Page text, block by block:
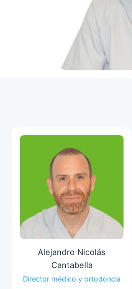
Alejandro Nicolás
Cantabella
Director médico y ortodoncia